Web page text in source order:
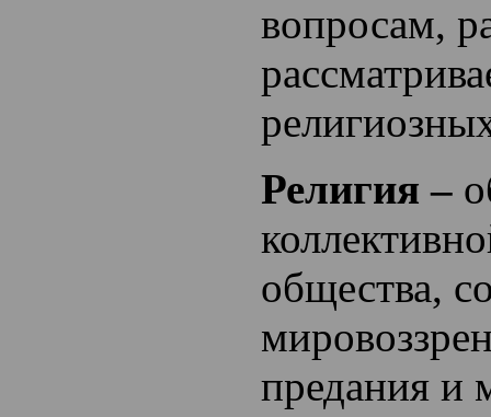
вопросам,
Религия –
общества,
предания и